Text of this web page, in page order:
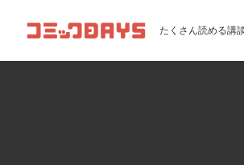
コミックDAYS たくさん読める講